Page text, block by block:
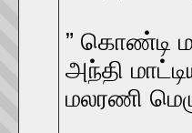
” கொண்டி
அந்தி
மலரணி